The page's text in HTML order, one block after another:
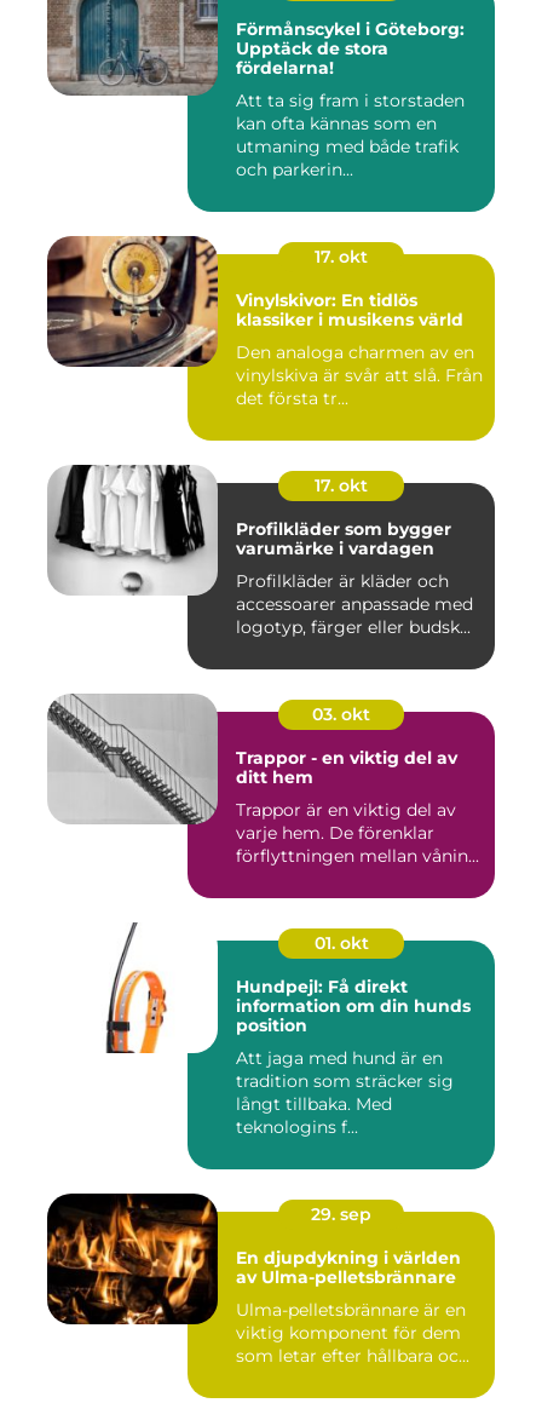
Förmånscykel i Göteborg:
Upptäck de stora
fördelarna!
Att ta sig fram i storstaden
kan ofta kännas som en
utmaning med både trafik
och parkerin...
17. okt
Vinylskivor: En tidlös
klassiker i musikens värld
Den analoga charmen av en
vinylskiva är svår att slå. Från
det första tr...
17. okt
Profilkläder som bygger
varumärke i vardagen
Profilkläder är kläder och
accessoarer anpassade med
logotyp, färger eller budsk...
03. okt
Trappor - en viktig del av
ditt hem
Trappor är en viktig del av
varje hem. De förenklar
förflyttningen mellan vånin...
01. okt
Hundpejl: Få direkt
information om din hunds
position
Att jaga med hund är en
tradition som sträcker sig
långt tillbaka. Med
teknologins f...
29. sep
En djupdykning i världen
av Ulma-pelletsbrännare
Ulma-pelletsbrännare är en
viktig komponent för dem
som letar efter hållbara oc...